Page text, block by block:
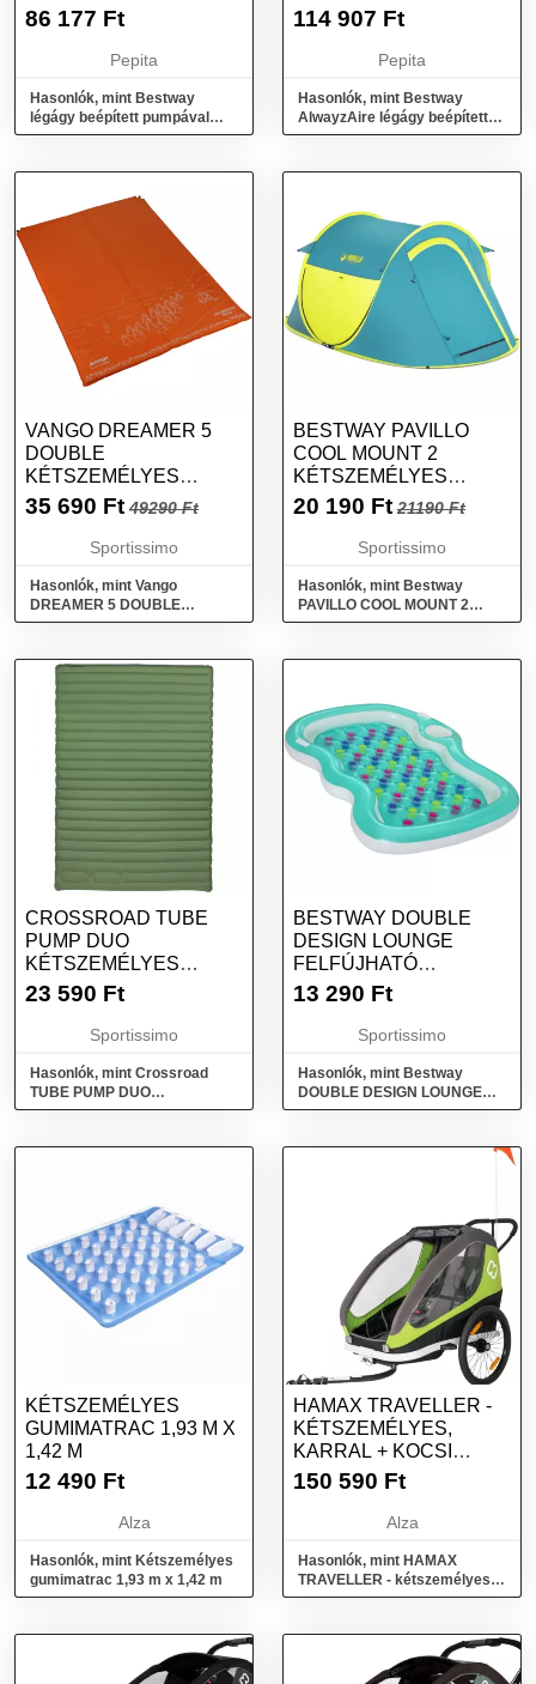
86 177 Ft
Pepita
Hasonlók, mint Bestway
légágy beépített pumpával
203x152x46 cm
203X152X51 CM
114 907 Ft
Pepita
Hasonlók, mint Bestway
AlwayzAire légágy beépített
pumpával 203x152x51 cm
VANGO DREAMER 5
DOUBLE
KÉTSZEMÉLYES
ÖNFELFÚJÓ MATRAC,
MÉRET
35 690 Ft 49290 Ft
Sportissimo
Hasonlók, mint Vango
DREAMER 5 DOUBLE
Kétszemélyes önfelfújó
BESTWAY PAVILLO
COOL MOUNT 2
KÉTSZEMÉLYES
SÁTOR, KÉK, MÉRET
20 190 Ft 21190 Ft
Sportissimo
Hasonlók, mint Bestway
PAVILLO COOL MOUNT 2
Kétszemélyes sátor, kék,
CROSSROAD TUBE
PUMP DUO
KÉTSZEMÉLYES
FELFÚJHATÓ MATRAC
SÖTÉTZÖLD, MÉRET
23 590 Ft
Sportissimo
Hasonlók, mint Crossroad
TUBE PUMP DUO
Kétszemélyes felfújható
sötétzöld, méret
BESTWAY DOUBLE
DESIGN LOUNGE
FELFÚJHATÓ
KÉTSZEMÉLYES
VILÁGOSZÖLD, MÉRET
13 290 Ft
Sportissimo
Hasonlók, mint Bestway
DOUBLE DESIGN LOUNGE
Felfújható kétszemélyes
KÉTSZEMÉLYES
GUMIMATRAC 1,93 M X
1,42 M
12 490 Ft
Alza
Hasonlók, mint Kétszemélyes
gumimatrac 1,93 m x 1,42 m
HAMAX TRAVELLER -
KÉTSZEMÉLYES,
KARRAL + KOCSI
SZETT GREEN/GREY
150 590 Ft
Alza
Hasonlók, mint HAMAX
TRAVELLER - kétszemélyes,
karral + kocsi szett